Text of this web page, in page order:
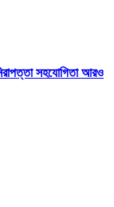
সহযোগিতা আরও